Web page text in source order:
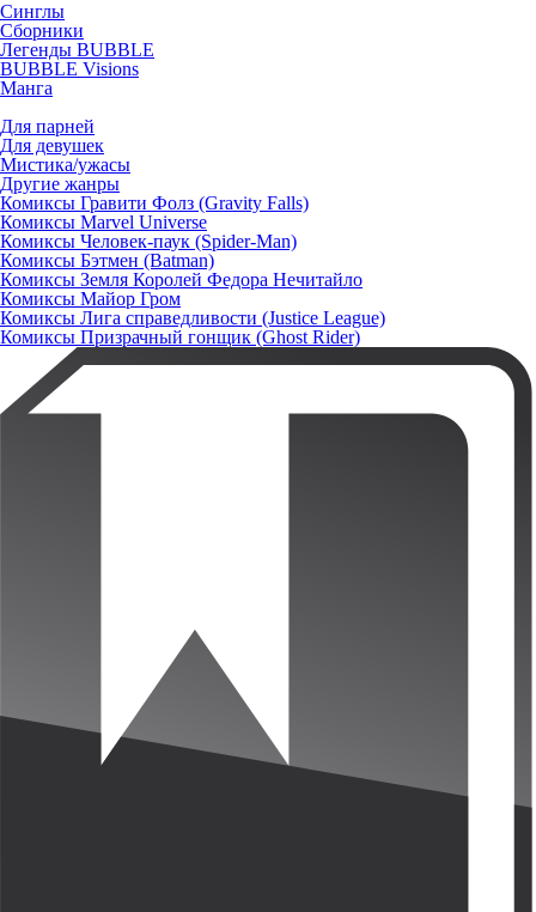
Синглы
Сборники
Легенды BUBBLE
BUBBLE Visions
Манга
Для парней
Для девушек
Мистика/ужасы
Другие жанры
Комиксы Гравити Фолз (Gravity Falls)
Комиксы Marvel Universe
Комиксы Человек-паук (Spider-Man)
Комиксы Бэтмен (Batman)
Комиксы Земля Королей Федора Нечитайло
Комиксы Майор Гром
Комиксы Лига справедливости (Justice League)
Комиксы Призрачный гонщик (Ghost Rider)